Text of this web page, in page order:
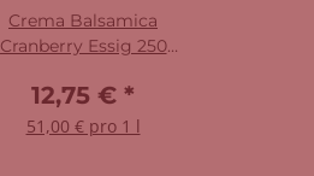
Crema Balsamica
Cranberry Essig 250
12,75 € *
51,00 € pro 1 l